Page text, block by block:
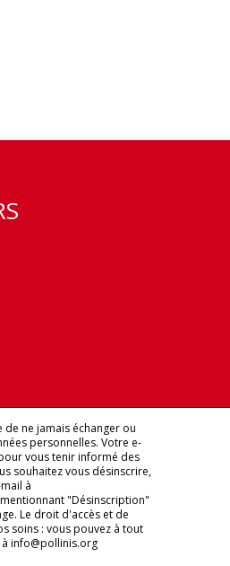
de ne jamais échanger ou
personnelles. Votre e-
vous tenir informé des
souhaitez vous désinscrire,
à
"Désinscription"
Le droit d'accès et de
soins : vous pouvez à tout
info@pollinis.org